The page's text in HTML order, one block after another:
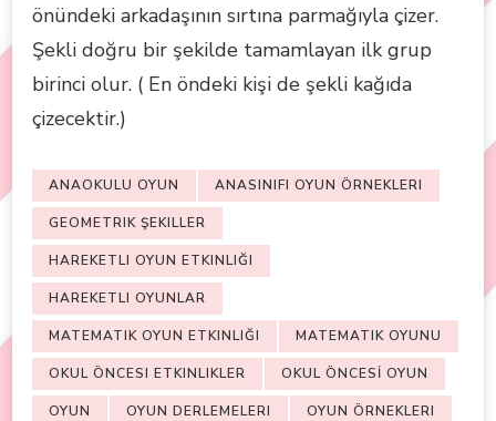
önündeki arkadaşının sırtına parmağıyla çizer.
Şekli doğru bir şekilde tamamlayan ilk grup
birinci olur. ( En öndeki kişi de şekli kağıda
çizecektir.)
ANAOKULU OYUN ANASINIFI OYUN ÖRNEKLERI
GEOMETRIK ŞEKILLER
HAREKETLI OYUN ETKINLIĞI
HAREKETLI OYUNLAR
MATEMATIK OYUN ETKINLIĞI MATEMATIK OYUNU
OKUL ÖNCESI ETKINLIKLER OKUL ÖNCESİ OYUN
OYUN OYUN DERLEMELERI OYUN ÖRNEKLERI